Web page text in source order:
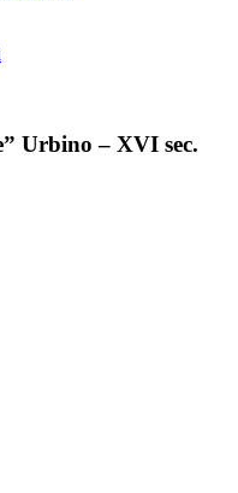
Urbino – XVI sec.